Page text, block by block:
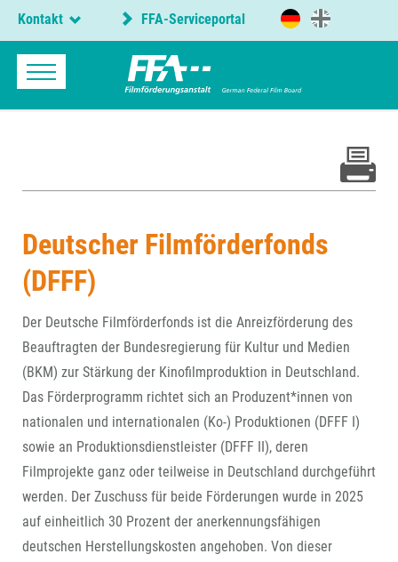
Kontakt FFA-Serviceportal
Deutscher Filmförderfonds
(DFFF)
Der Deutsche Filmförderfonds ist die Anreizförderung des
Beauftragten der Bundesregierung für Kultur und Medien
(BKM) zur Stärkung der Kinofilmproduktion in Deutschland.
Das Förderprogramm richtet sich an Produzent*innen von
nationalen und internationalen (Ko-) Produktionen (DFFF I)
sowie an Produktionsdienstleister (DFFF II), deren
Filmprojekte ganz oder teilweise in Deutschland durchgeführt
werden. Der Zuschuss für beide Förderungen wurde in 2025
auf einheitlich 30 Prozent der anerkennungsfähigen
deutschen Herstellungskosten angehoben. Von dieser